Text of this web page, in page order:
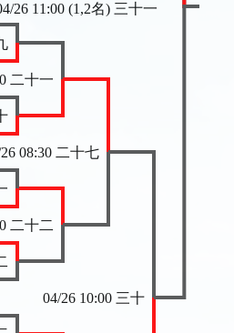
04/26 11:00 (1,2名) 三十一
04/26 10:00 三十
08:30 二十七
二十一
二十二